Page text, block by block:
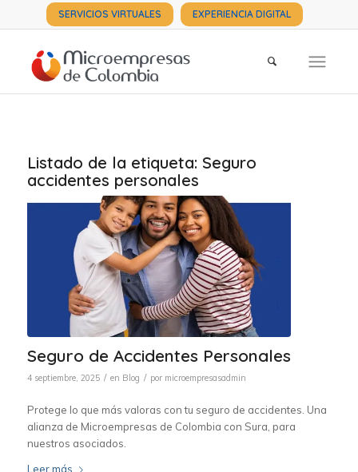
SERVICIOS VIRTUALES EXPERIENCIA DIGITAL
Listado de la etiqueta: Seguro
accidentes personales
Seguro de Accidentes Personales
4 septiembre, 2025 / en Blog / por microempresasadmin
Protege lo que más valoras con tu seguro de accidentes. Una
alianza de Microempresas de Colombia con Sura, para
nuestros asociados.
Leer más